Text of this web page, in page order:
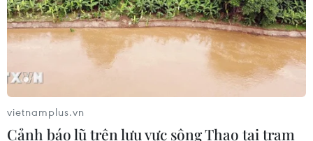
CƠ QUAN CHỦ QUẢN: THÔNG TẤN XÃ VIỆT NAM
Tổng Biên tập: TRẦN TIẾN DUẨN
Phó Tổng Biên tập: NGUYỄN THỊ TÁM, KHÚC THANH
THỦY
vietnamplus.vn
Cảnh báo lũ trên lưu vực sông Thao tại trạm